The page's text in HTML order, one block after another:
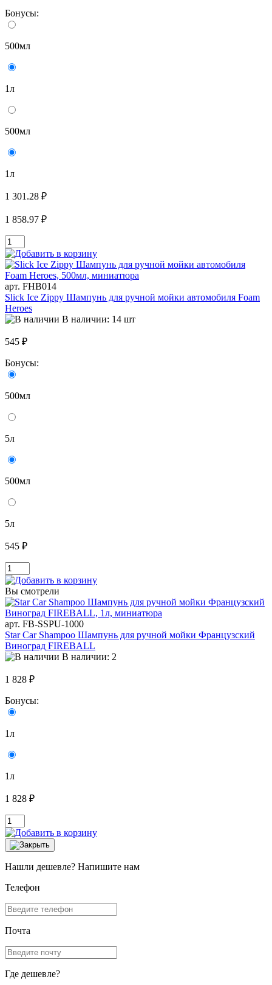
Бонусы:
500мл
1л
500мл
1л
1 301.28 ₽
1 858.97 ₽
арт. FHB014
Slick Ice Zippy Шампунь для ручной мойки автомобиля Foam
Heroes
В наличии: 14 шт
545 ₽
Бонусы:
500мл
5л
500мл
5л
545 ₽
Вы смотрели
арт. FB-SSPU-1000
Star Car Shampoo Шампунь для ручной мойки Французский
Виноград FIREBALL
В наличии: 2
1 828 ₽
Бонусы:
1л
1л
1 828 ₽
Нашли дешевле? Напишите нам
Телефон
Почта
Где дешевле?